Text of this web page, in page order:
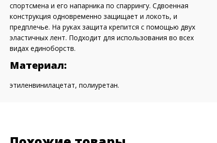
спортсмена и его напарника по спаррингу. Сдвоенная
конструкция одновременно защищает и локоть, и
предплечье. На руках защита крепится с помощью двух
эластичных лент. Подходит для использования во всех
видах единоборств.
Материал:
этиленвинилацетат, полиуретан.